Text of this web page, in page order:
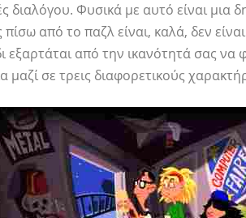
διαλόγου. Φυσικά με αυτό είναι μια
πίσω από το παζλ είναι, καλά, δεν
εξαρτάται από την ικανότητά σας να
μαζί σε τρεις διαφορετικούς